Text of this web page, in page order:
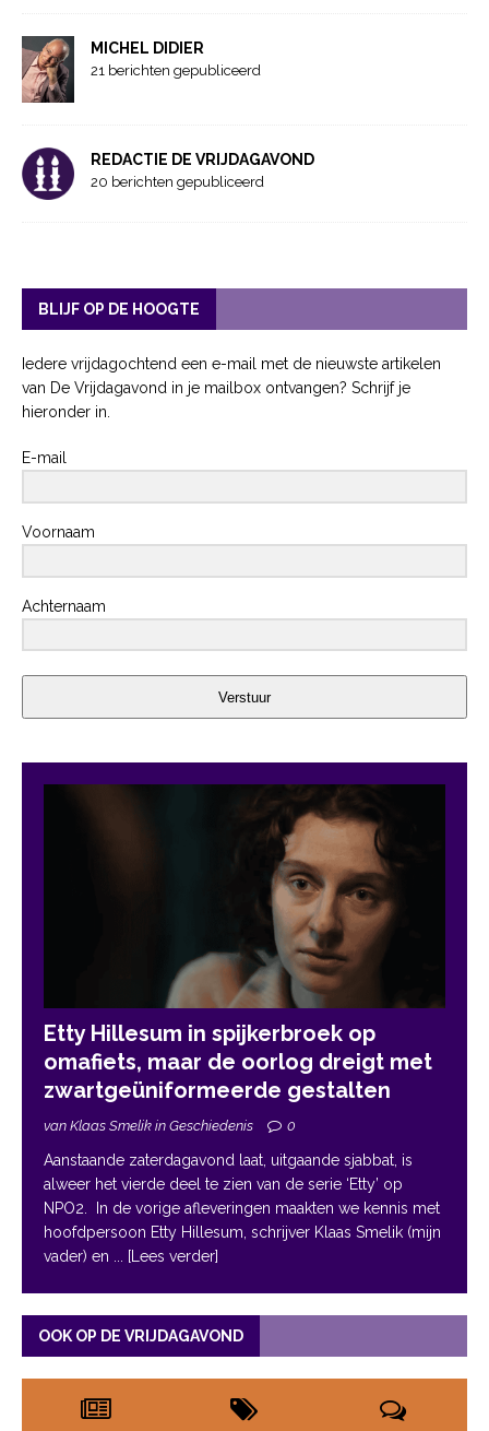
MICHEL DIDIER
21 berichten gepubliceerd
REDACTIE DE VRIJDAGAVOND
20 berichten gepubliceerd
BLIJF OP DE HOOGTE
Iedere vrijdagochtend een e-mail met de nieuwste artikelen
van De Vrijdagavond in je mailbox ontvangen? Schrijf je
hieronder in.
E-mail
Voornaam
Achternaam
Verstuur
Etty Hillesum in spijkerbroek op
omafiets, maar de oorlog dreigt met
zwartgeüniformeerde gestalten
van Klaas Smelik in Geschiedenis 0
Aanstaande zaterdagavond laat, uitgaande sjabbat, is
alweer het vierde deel te zien van de serie ‘Etty’ op
NPO2. In de vorige afleveringen maakten we kennis met
hoofdpersoon Etty Hillesum, schrijver Klaas Smelik (mijn
vader) en ... [Lees verder]
OOK OP DE VRIJDAGAVOND